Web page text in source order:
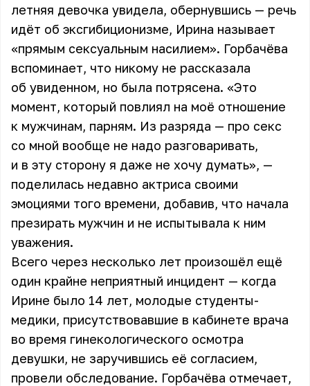
летняя девочка увидела, обернувшись — речь
идёт об эксгибиционизме, Ирина называет
«прямым сексуальным насилием». Горбачёва
вспоминает, что никому не рассказала
об увиденном, но была потрясена. «Это
момент, который повлиял на моё отношение
к мужчинам, парням. Из разряда — про секс
со мной вообще не надо разговаривать,
и в эту сторону я даже не хочу думать», —
поделилась недавно актриса своими
эмоциями того времени, добавив, что начала
презирать мужчин и не испытывала к ним
уважения.
Всего через несколько лет произошёл ещё
один крайне неприятный инцидент — когда
Ирине было 14 лет, молодые студенты-
медики, присутствовавшие в кабинете врача
во время гинекологического осмотра
девушки, не заручившись её согласием,
провели обследование. Горбачёва отмечает,